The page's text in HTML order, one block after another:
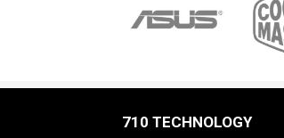
710 TECHNOLOGY